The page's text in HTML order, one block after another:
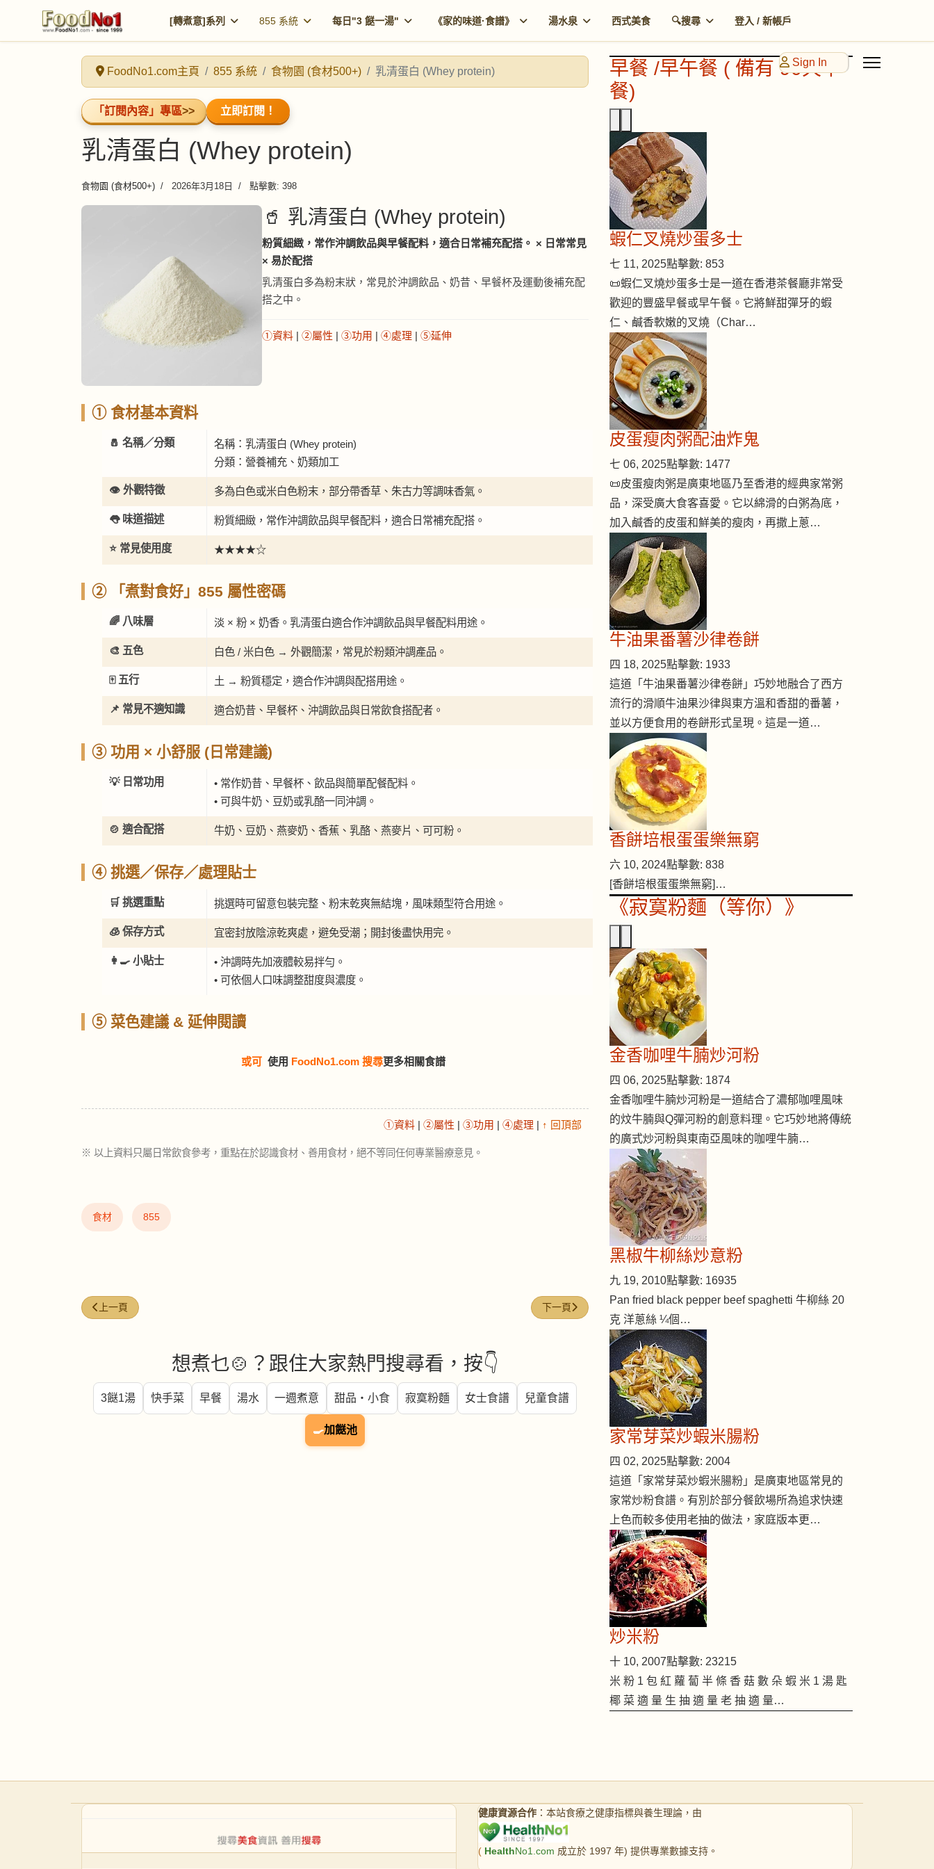
[轉煮意]系列 855 系統 每日"3 餸一湯" 《家的味道·食譜》 湯水泉 西式美食 🔍搜尋 登入 / 新帳戶
Sign In
FoodNo1.com主頁 855 系統 食物園 (食材500+) 乳清蛋白 (Whey protein)
「訂閱內容」專區>> 立即訂閱！
乳清蛋白 (Whey protein)
食物園 (食材500+) 2026年3月18日 點擊數: 398
🥤 乳清蛋白 (Whey protein)
粉質細緻，常作沖調飲品與早餐配料，適合日常補充配搭。 × 日常常見
× 易於配搭
乳清蛋白多為粉末狀，常見於沖調飲品、奶昔、早餐杯及運動後補充配
搭之中。
①資料 | ②屬性 | ③功用 | ④處理 | ⑤延伸
① 食材基本資料
🧂 名稱／分類
名稱：乳清蛋白 (Whey protein)
分類：營養補充、奶類加工
👁️ 外觀特徵 多為白色或米白色粉末，部分帶香草、朱古力等調味香氣。
👅 味道描述 粉質細緻，常作沖調飲品與早餐配料，適合日常補充配搭。
⭐ 常見使用度 ★★★★☆
② 「煮對食好」855 屬性密碼
🌈 八味層 淡 × 粉 × 奶香。乳清蛋白適合作沖調飲品與早餐配料用途。
🎨 五色 白色 / 米白色 → 外觀簡潔，常見於粉類沖調產品。
🀄 五行 土 → 粉質穩定，適合作沖調與配搭用途。
📌 常見不適知識 適合奶昔、早餐杯、沖調飲品與日常飲食搭配者。
③ 功用 × 小舒服 (日常建議)
💡 日常功用
• 常作奶昔、早餐杯、飲品與簡單配餐配料。
• 可與牛奶、豆奶或乳酪一同沖調。
🍲 適合配搭 牛奶、豆奶、燕麥奶、香蕉、乳酪、燕麥片、可可粉。
④ 挑選／保存／處理貼士
🛒 挑選重點 挑選時可留意包裝完整、粉末乾爽無結塊，風味類型符合用途。
🧊 保存方式 宜密封放陰涼乾爽處，避免受潮；開封後盡快用完。
👩‍🍳 小貼士
• 沖調時先加液體較易拌勻。
• 可依個人口味調整甜度與濃度。
⑤ 菜色建議 & 延伸閱讀
或可 使用 FoodNo1.com 搜尋更多相關食譜
①資料 | ②屬性 | ③功用 | ④處理 | ↑ 回頂部
※ 以上資料只屬日常飲食參考，重點在於認識食材、善用食材，絕不等同任何專業醫療意見。
食材 855
上一篇文章: 花豆 (Speckled beans)
上一頁 下一篇文章: 綠豆粉 (Mung bean flour)
下一頁
想煮乜🍲？跟住大家熱門搜尋看，按👇
3餸1湯 快手菜 早餐 湯水 一週煮意 甜品・小食 寂寞粉麵 女士食譜 兒童食譜
🍳加餸池
早餐 /早午餐 ( 備有 90天早
餐)
蝦仁叉燒炒蛋多士
七 11, 2025點擊數: 853
📜蝦仁叉燒炒蛋多士是一道在香港茶餐廳非常受
歡迎的豐盛早餐或早午餐。它將鮮甜彈牙的蝦
仁、鹹香軟嫩的叉燒（Char…
皮蛋瘦肉粥配油炸鬼
七 06, 2025點擊數: 1477
📜皮蛋瘦肉粥是廣東地區乃至香港的經典家常粥
品，深受廣大食客喜愛。它以綿滑的白粥為底，
加入鹹香的皮蛋和鮮美的瘦肉，再撒上蔥…
牛油果番薯沙律卷餅
四 18, 2025點擊數: 1933
這道「牛油果番薯沙律卷餅」巧妙地融合了西方
流行的滑順牛油果沙律與東方溫和香甜的番薯，
並以方便食用的卷餅形式呈現。這是一道…
香餅培根蛋蛋樂無窮
六 10, 2024點擊數: 838
[香餅培根蛋蛋樂無窮]…
《寂寞粉麵（等你）》
金香咖哩牛腩炒河粉
四 06, 2025點擊數: 1874
金香咖哩牛腩炒河粉是一道結合了濃郁咖哩風味
的炆牛腩與Q彈河粉的創意料理。它巧妙地將傳統
的廣式炒河粉與東南亞風味的咖哩牛腩…
黑椒牛柳絲炒意粉
九 19, 2010點擊數: 16935
Pan fried black pepper beef spaghetti 牛柳絲 20
克 洋蔥絲 ¼個…
家常芽菜炒蝦米腸粉
四 02, 2025點擊數: 2004
這道「家常芽菜炒蝦米腸粉」是廣東地區常見的
家常炒粉食譜。有別於部分餐飲場所為追求快速
上色而較多使用老抽的做法，家庭版本更…
炒米粉
十 10, 2007點擊數: 23215
米 粉 1 包 紅 蘿 蔔 半 條 香 菇 數 朵 蝦 米 1 湯 匙
椰 菜 適 量 生 抽 適 量 老 抽 適 量…
健康資源合作 ：本站食療之健康指標與養生理論，由
( HealthNo1.com 成立於 1997 年) 提供專業數據支持。